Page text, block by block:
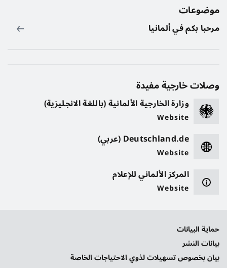
موضوعات
مرحبا بكم في ألمانيا
وصلات خارجية مفيدة
وزارة الخارجية الألمانية (باللغة الانجليزية)
Website
Deutschland.de (عربي)
Website
المركز الألماني للإعلام
Website
حماية البيانات
بيانات النشر
بيان بخصوص تسهيلات لذوي الاحتياجات الخاصة